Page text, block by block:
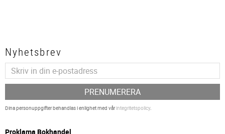
Nyhetsbrev
PRENUMERERA
Dina personuppgifter behandlas i enlighet med vårintegritetspolicy.
Proklama Bokhandel